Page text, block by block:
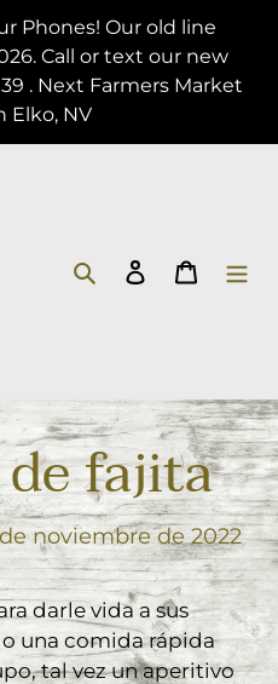
Phones! Our old line
Call or text our new
. Next Farmers Market
Elko, NV
BuscarIngresarCarrito
fajita
noviembre de 2022
darle vida a sus
una comida rápida
tal vez un aperitivo